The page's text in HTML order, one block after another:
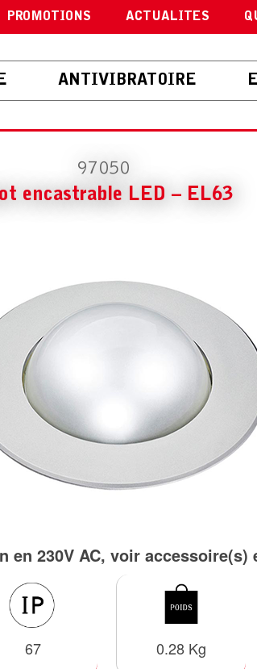
PROMOTIONS ACTUALITES
ANTIVIBRATOIRE
97050
encastrable LED – EL63
en 230V AC, voir accessoire(s)
67 0.28 Kg